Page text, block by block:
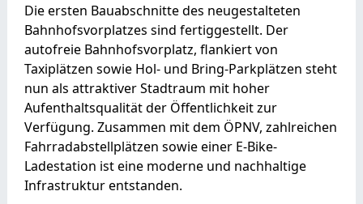
Die ersten Bauabschnitte des neugestalteten
Bahnhofsvorplatzes sind fertiggestellt. Der
autofreie Bahnhofsvorplatz, flankiert von
Taxiplätzen sowie Hol- und Bring-Parkplätzen steht
nun als attraktiver Stadtraum mit hoher
Aufenthaltsqualität der Öffentlichkeit zur
Verfügung. Zusammen mit dem ÖPNV, zahlreichen
Fahrradabstellplätzen sowie einer E-Bike-
Ladestation ist eine moderne und nachhaltige
Infrastruktur entstanden.